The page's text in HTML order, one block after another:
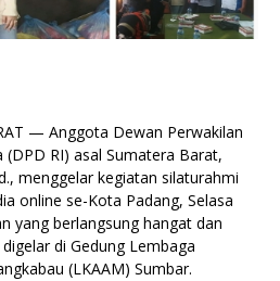
— Anggota Dewan Perwakilan
(DPD RI) asal Sumatera Barat,
menggelar kegiatan silaturahmi
online se-Kota Padang, Selasa
yang berlangsung hangat dan
di Gedung Lembaga
(LKAAM) Sumbar.